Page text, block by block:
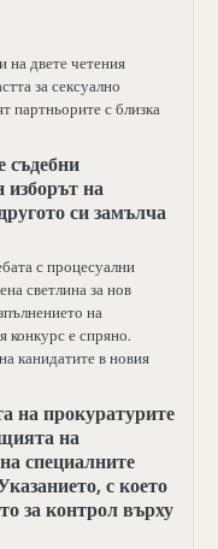
на двете четения
за сексуално
партньорите с близка
съдебни
изборът на
си замълча
с процесуални
светлина за нов
на
конкурс е спряно.
канидатите в новия
на прокуратурите
на
специалните
с което
за контрол върху